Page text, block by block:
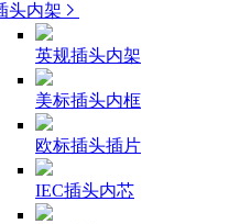
头内架
英规插头内架
美标插头内框
欧标插头插片
IEC插头内芯